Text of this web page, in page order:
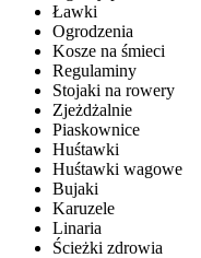
Ławki
Ogrodzenia
Kosze na śmieci
Regulaminy
Stojaki na rowery
Zjeżdżalnie
Piaskownice
Huśtawki
Huśtawki wagowe
Bujaki
Karuzele
Linaria
Ścieżki zdrowia